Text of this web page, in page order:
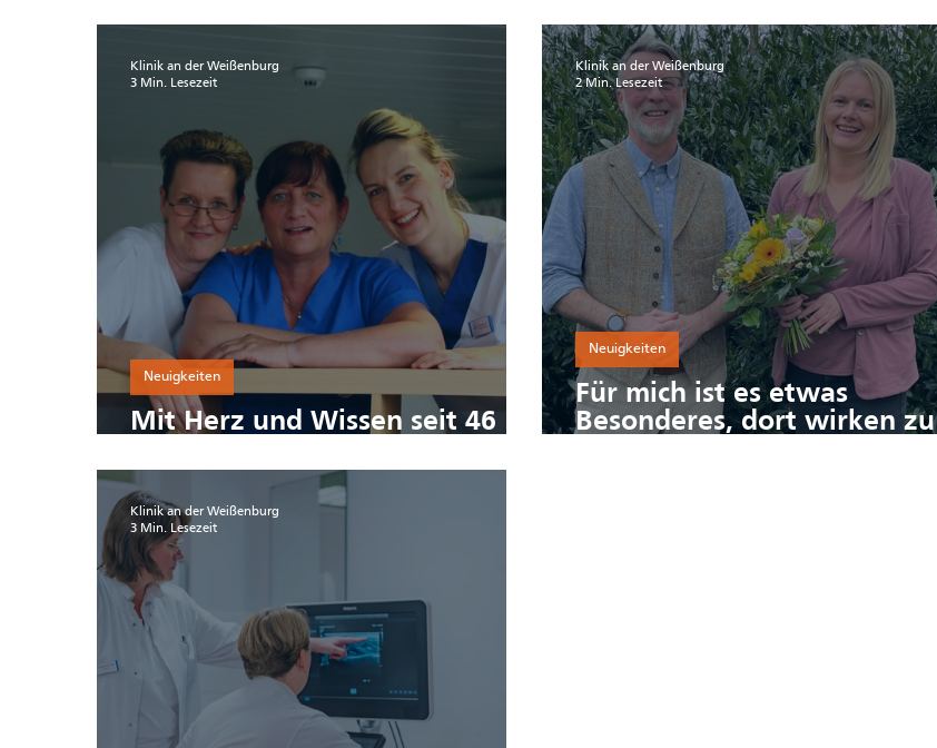
Mit Herz und Wissen seit 46
Neuigkeiten
Klinik an der Weißenburg
3 Min. Lesezeit
Für mich ist es etwas
Besonderes, dort wirken zu
Neuigkeiten
Klinik an der Weißenburg
2 Min. Lesezeit
Klinik an der Weißenburg
3 Min. Lesezeit